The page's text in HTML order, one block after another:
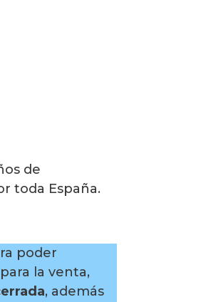
de
toda España.
poder
la venta,
, además